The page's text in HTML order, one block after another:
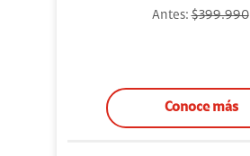
Antes:$399.990
Conoce más